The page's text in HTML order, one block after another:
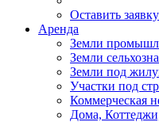
Оставить заявку
Аренда
Земли
Земли
Земли под
Участки под
Коммерческая
Дома,